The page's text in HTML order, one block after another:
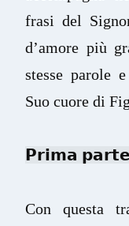
frasi del
d’amore più
stesse parole
Suo cuore di
𝗣𝗿𝗶𝗺𝗮
Con questa